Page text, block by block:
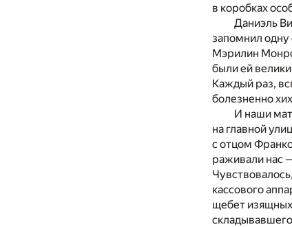
в коробках
Даниэль
запомнил одну
Мэрилин
были ей
Каждый раз,
болезненно
И наши
на главной
с отцом
раживали нас
кассового
щебет